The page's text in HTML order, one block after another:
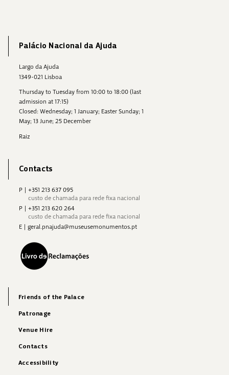
Palácio Nacional da Ajuda
Largo da Ajuda
1349-021 Lisboa
Thursday to Tuesday from 10:00 to 18:00 (last
admission at 17:15)
Closed: Wednesday; 1 January; Easter Sunday; 1
May; 13 June; 25 December
Raiz
Contacts
P
+351 213 637 095
custo de chamada para rede fixa nacional
P
+351 213 620 264
custo de chamada para rede fixa nacional
E
geral.pnajuda@museusemonumentos.pt
Friends of the Palace
Patronage
Venue Hire
Contacts
Accessibility